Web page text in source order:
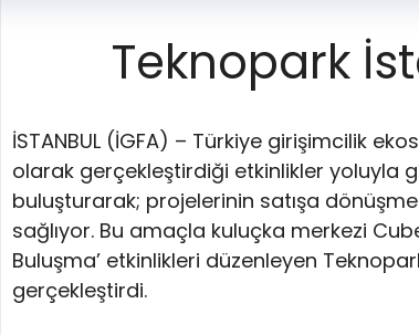
Teknopark
İSTANBUL (İGFA) – Türkiye girişimcilik
olarak gerçekleştirdiği etkinlikler yoluyla
buluşturarak; projelerinin satışa
sağlıyor. Bu amaçla kuluçka merkezi
Buluşma’ etkinlikleri düzenleyen
gerçekleştirdi.